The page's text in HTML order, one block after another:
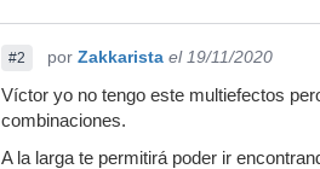
#2 por Zakkarista el 19/11/2020
Víctor yo no tengo este multiefectos
combinaciones.
A la larga te permitirá poder ir